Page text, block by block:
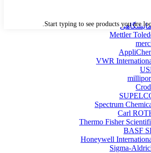
Start typing to see products you are
Mettler
VWR
Spectrum
Carl
Thermo Fisher
BASF
Honeywell
Sigma-